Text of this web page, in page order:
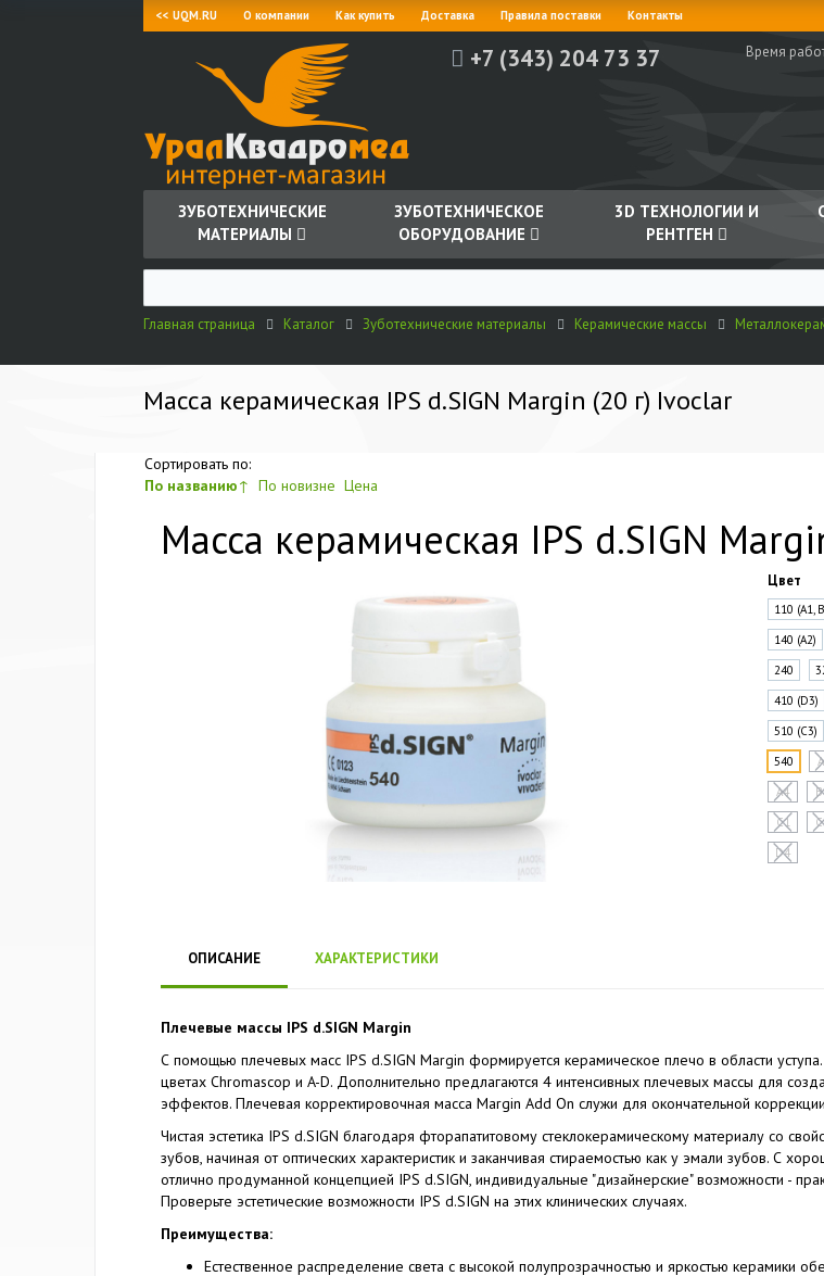
<< UQM.RU О компании Как купить Доставка Правила поставки Контакты
+7 (343) 204 73 37 Время
ЗУБОТЕХНИЧЕСКИЕ
МАТЕРИАЛЫ
ЗУБОТЕХНИЧЕСКОЕ
ОБОРУДОВАНИЕ
3D ТЕХНОЛОГИИ И
РЕНТГЕН
Главная страница Каталог Зуботехнические материалы Керамические массы
Масса керамическая IPS d.SIGN Margin (20 г) Ivoclar
Сортировать по:
По названию↑ По новизне Цена
Масса керамическая IPS d.SIGN
Цвет
110 (A1,
140 (A2)
240
410 (D3)
510 (C3)
540
A4
C1
D4
ОПИСАНИЕ ХАРАКТЕРИСТИКИ
Плечевые массы IPS d.SIGN Margin
С помощью плечевых масс IPS d.SIGN Margin формируется керамическое плечо в области
цветах Chromascop и A-D. Дополнительно предлагаются 4 интенсивных плечевых массы для
эффектов. Плечевая корректировочная масса Margin Add On служи для окончательной
Чистая эстетика IPS d.SIGN благодаря фторапатитовому стеклокерамическому материалу со
зубов, начиная от оптических характеристик и заканчивая стираемостью как у эмали зубов. С
отлично продуманной концепцией IPS d.SIGN, индивидуальные "дизайнерские" возможности -
Проверьте эстетические возможности IPS d.SIGN на этих клинических случаях.
Преимущества:
Естественное распределение света с высокой полупрозрачностью и яркостью керамики